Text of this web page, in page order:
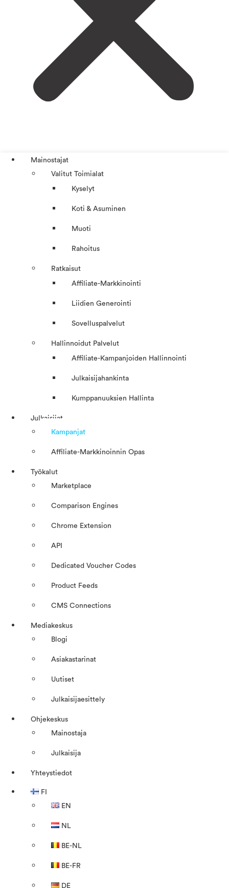
Mainostajat
Valitut Toimialat
Kyselyt
Koti & Asuminen
Muoti
Rahoitus
Ratkaisut
Affiliate-Markkinointi
Liidien Generointi
Sovelluspalvelut
Hallinnoidut Palvelut
Affiliate-Kampanjoiden Hallinnointi
Julkaisijahankinta
Kumppanuuksien Hallinta
Julkaisijat
Kampanjat
Affiliate-Markkinoinnin Opas
Työkalut
Marketplace
Comparison Engines
Chrome Extension
API
Dedicated Voucher Codes
Product Feeds
CMS Connections
Mediakeskus
Blogi
Asiakastarinat
Uutiset
Julkaisijaesittely
Ohjekeskus
Mainostaja
Julkaisija
Yhteystiedot
FI
EN
NL
BE-NL
BE-FR
DE